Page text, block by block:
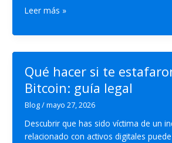
¿Qué
si
fraude?
Guía
de
protección
inmediata
Leer más »
Qué hacer si te
Bitcoin: guía legal
Blog/mayo 27, 2026
Descubrir que has sido víctima de un
relacionado con activos digitales